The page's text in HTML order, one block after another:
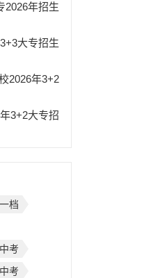
2026年招生
大专招生
2026年3+2
3+2大专招
档
考
考